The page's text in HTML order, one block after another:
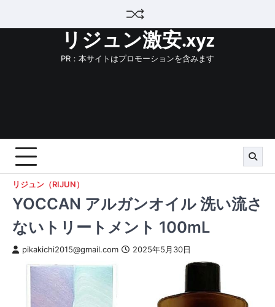
リジュン激安.xyz
PR：本サイトはプロモーションを含みます
リジュン（RIJUN）
YOCCAN アルガンオイル 洗い流さ
ないトリートメント 100mL
pikakichi2015@gmail.com 2025年5月30日